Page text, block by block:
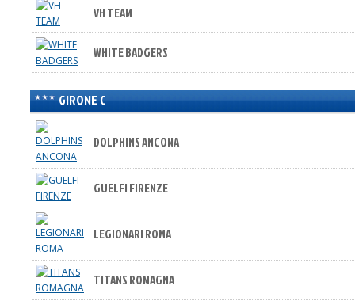
VH TEAM
WHITE BADGERS
GIRONE C
DOLPHINS ANCONA
GUELFI FIRENZE
LEGIONARI ROMA
TITANS ROMAGNA